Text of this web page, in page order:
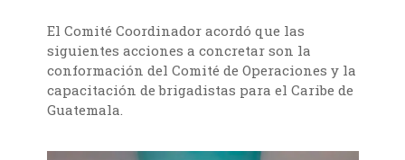
El Comité Coordinador acordó que las
siguientes acciones a concretar son la
conformación del Comité de Operaciones y la
capacitación de brigadistas para el Caribe de
Guatemala.